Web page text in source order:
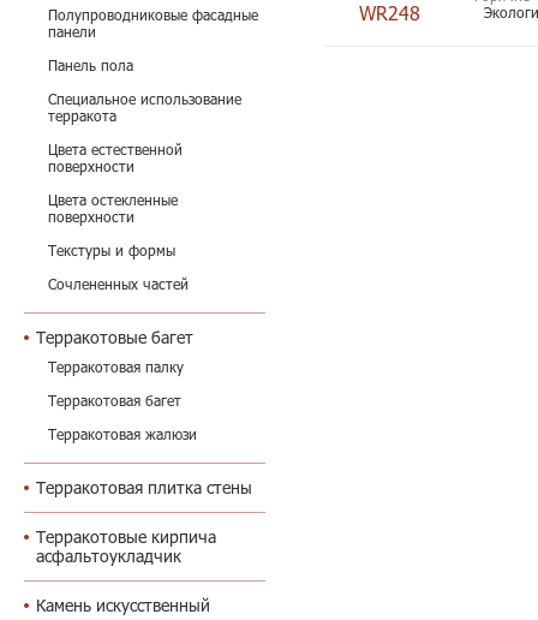
Полупроводниковые фасадные
панели
Панель пола
Специальное использование
терракота
Цвета естественной
поверхности
Цвета остекленные
поверхности
Текстуры и формы
Сочлененных частей
Терракотовые багет
Терракотовая палку
Терракотовая багет
Терракотовая жалюзи
Терракотовая плитка стены
Терракотовые кирпича
асфальтоукладчик
Камень искусственный
WR248